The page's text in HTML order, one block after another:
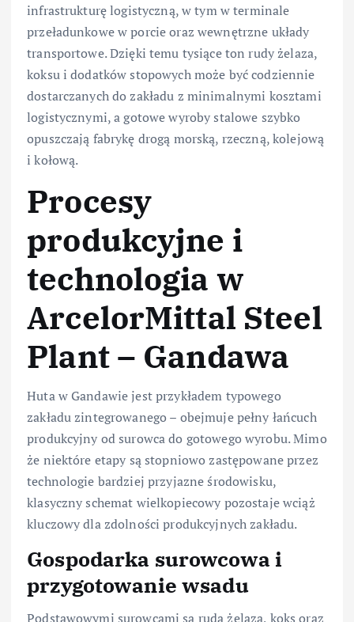
infrastrukturę logistyczną, w tym w terminale
przeładunkowe w porcie oraz wewnętrzne układy
transportowe. Dzięki temu tysiące ton rudy żelaza,
koksu i dodatków stopowych może być codziennie
dostarczanych do zakładu z minimalnymi kosztami
logistycznymi, a gotowe wyroby stalowe szybko
opuszczają fabrykę drogą morską, rzeczną, kolejową
i kołową.
Procesy
produkcyjne i
technologia w
ArcelorMittal Steel
Plant – Gandawa
Huta w Gandawie jest przykładem typowego
zakładu zintegrowanego – obejmuje pełny łańcuch
produkcyjny od surowca do gotowego wyrobu. Mimo
że niektóre etapy są stopniowo zastępowane przez
technologie bardziej przyjazne środowisku,
klasyczny schemat wielkopiecowy pozostaje wciąż
kluczowy dla zdolności produkcyjnych zakładu.
Gospodarka surowcowa i
przygotowanie wsadu
Podstawowymi surowcami są ruda żelaza, koks oraz